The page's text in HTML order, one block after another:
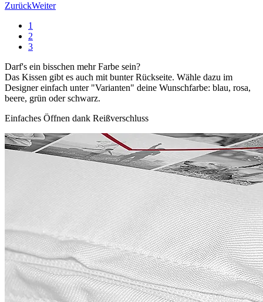
ZurückWeiter
1
2
3
Darf's ein bisschen mehr Farbe sein?
Das Kissen gibt es auch mit bunter Rückseite. Wähle dazu im
Designer einfach unter "Varianten" deine Wunschfarbe: blau, rosa,
beere, grün oder schwarz.
Einfaches Öffnen dank Reißverschluss